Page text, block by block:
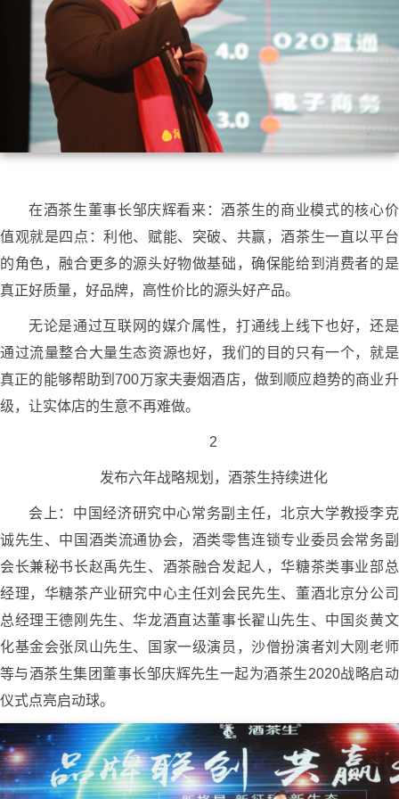
在酒茶生董事长邹庆辉看来：酒茶生的商业模式的核心价
值观就是四点：利他、赋能、突破、共赢，酒茶生一直以平台
的角色，融合更多的源头好物做基础，确保能给到消费者的是
真正好质量，好品牌，高性价比的源头好产品。
无论是通过互联网的媒介属性，打通线上线下也好，还是
通过流量整合大量生态资源也好，我们的目的只有一个，就是
真正的能够帮助到700万家夫妻烟酒店，做到顺应趋势的商业升
级，让实体店的生意不再难做。
2
发布六年战略规划，酒茶生持续进化
会上：中国经济研究中心常务副主任，北京大学教授李克
诚先生、中国酒类流通协会，酒类零售连锁专业委员会常务副
会长兼秘书长赵禹先生、酒茶融合发起人，华糖茶类事业部总
经理，华糖茶产业研究中心主任刘会民先生、董酒北京分公司
总经理王德刚先生、华龙酒直达董事长翟山先生、中国炎黄文
化基金会张凤山先生、国家一级演员，沙僧扮演者刘大刚老师
等与酒茶生集团董事长邹庆辉先生一起为酒茶生2020战略启动
仪式点亮启动球。